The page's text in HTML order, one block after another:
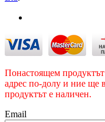
Понастоящем
адрес по-долу и ние ще
продуктът е наличен.
Email